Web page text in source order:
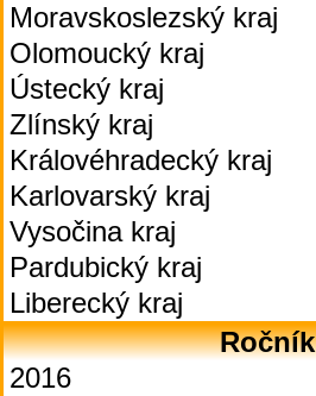
Moravskoslezský kraj
Olomoucký kraj
Ústecký kraj
Zlínský kraj
Královéhradecký kraj
Karlovarský kraj
Vysočina kraj
Pardubický kraj
Liberecký kraj
Ročník
2016